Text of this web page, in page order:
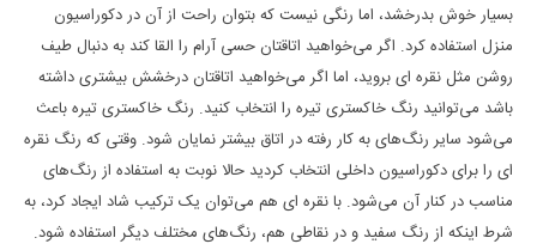
بسیار خوش بدرخشد، اما رنگی نیست که بتوان راحت از آن در دکوراسیون
منزل استفاده کرد. اگر می‌خواهید اتاقتان حسی آرام را القا کند به دنبال طیف
روشن مثل نقره ای بروید، اما اگر می‌خواهید اتاقتان درخشش بیشتری داشته
باشد می‌توانید رنگ خاکستری تیره‌ را انتخاب کنید. رنگ خاکستری تیره‌ باعث
می‌شود سایر رنگ‌های به کار رفته در اتاق بیشتر نمایان شود. وقتی که رنگ نقره
ای را برای دکوراسیون داخلی انتخاب کردید حالا نوبت به استفاده از رنگ‌های
مناسب در کنار آن می‌شود. با نقره ای هم می‌توان یک ترکیب شاد ایجاد کرد، به
شرط اینکه از رنگ سفید و در نقاطی هم، رنگ‌های مختلف دیگر استفاده شود.